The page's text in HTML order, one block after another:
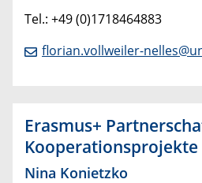
Tel.: +49 (0)1718464883
florian.vollweiler-
Erasmus+
Kooperationsprojekte
Nina Konietzko